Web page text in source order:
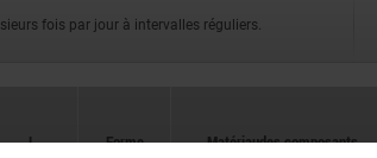
fois par jour à intervalles réguliers.
L Forme Matériau des composants